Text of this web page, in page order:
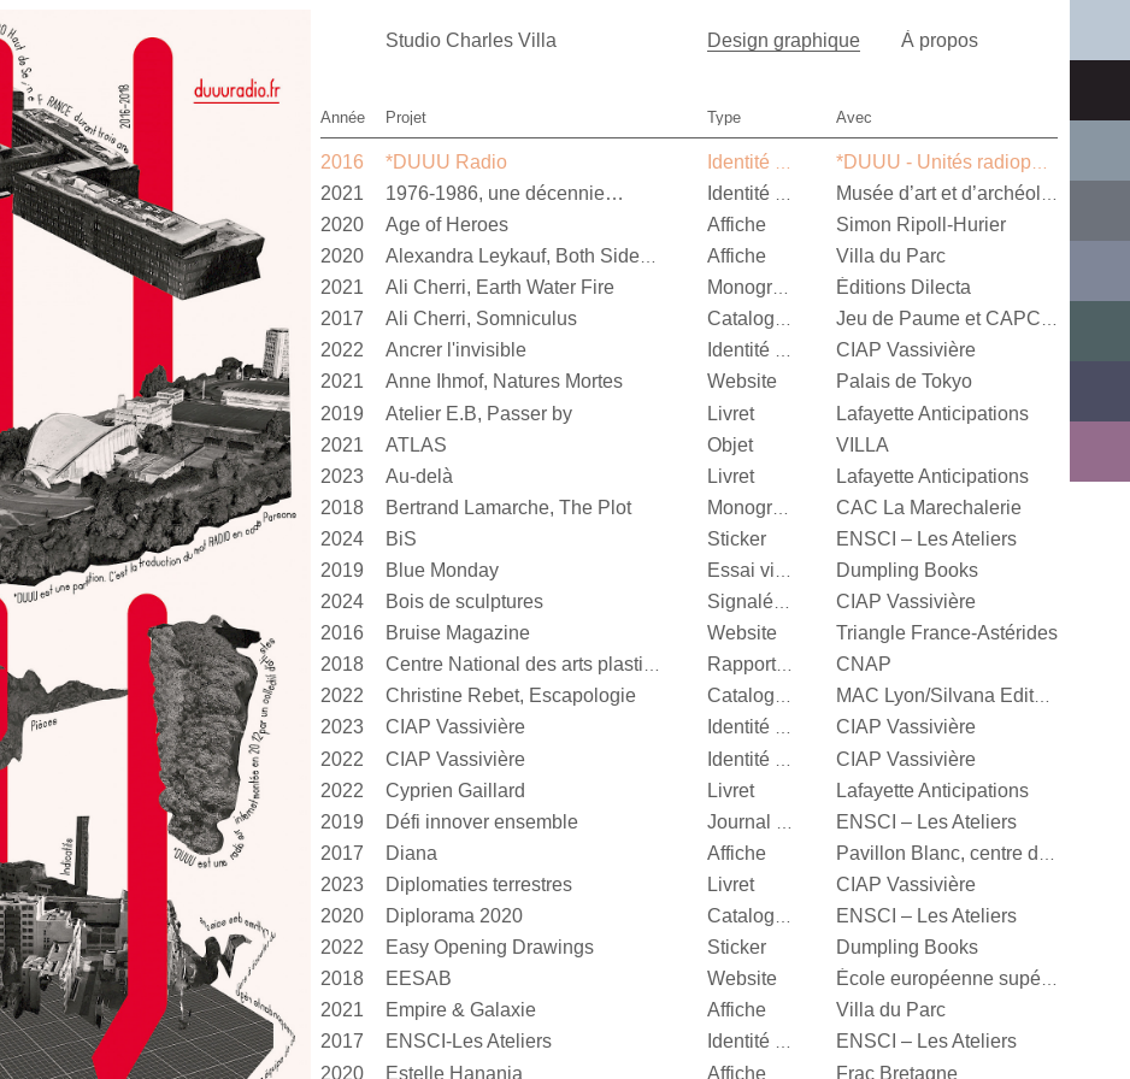
Studio Charles Villa Design graphique À propos
Année Projet Type Avec
2016 *DUUU Radio
2021 1976-1986, une décennie…
2020 Age of Heroes Affiche
Simon Ripoll-Hurier
2020
Alexandra Leykauf, Both Sides Now Affiche
Villa du Parc
2021
Ali Cherri, Earth Water Fire Monographie
Éditions Dilecta
2017
Ali Cherri, Somniculus Catalogue d’exposition Jeu de Paume et CAPC Bordeaux
2022 Ancrer l'invisible Identité visuelle
CIAP Vassivière
2021
Anne Ihmof, Natures Mortes Website
Palais de Tokyo
2019
Atelier E.B, Passer by Livret
Lafayette Anticipations
2021
ATLAS Objet
VILLA
2023
Au-delà Livret
Lafayette Anticipations
2018
Bertrand Lamarche, The Plot
CAC La Marechalerie
2024
BiS Sticker
ENSCI – Les Ateliers
2019
Blue Monday Essai visuel
Dumpling Books
2024
Bois de sculptures Signalétique
CIAP Vassivière
2016
Bruise Magazine Website
Triangle France-Astérides
2018
Centre National des arts plastiques Rapport d’activité
CNAP
2022
Christine Rebet, Escapologie Catalogue d’exposition MAC Lyon/Silvana Editoriale
2023 CIAP Vassivière Identité visuelle
CIAP Vassivière
2022
CIAP Vassivière
CIAP Vassivière
2022
Cyprien Gaillard Livret
Lafayette Anticipations
2019
Défi innover ensemble
ENSCI – Les Ateliers
2017
Diana Affiche
2023 Diplomaties terrestres Livret
CIAP Vassivière
2020
Diplorama 2020 Catalogue d’exposition
ENSCI – Les Ateliers
2022
Easy Opening Drawings Sticker
Dumpling Books
2018
EESAB Website École européenne supérieure d'art de Bretagne
2021 Empire & Galaxie Affiche
Villa du Parc
2017
ENSCI-Les Ateliers Identité visuelle
ENSCI – Les Ateliers
2020
Estelle Hanania Affiche Frac Bretagne